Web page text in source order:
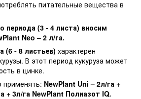
питательные вещества в
периода (3 - 4 листа) вносим
Neo – 2 л/га.
(6 - 8 листьев) характерен
В этот период кукуруза может
в цинке.
применять: NewPlant Uni – 2л/га +
+ 3л/га NewPlant Полиазот IQ.